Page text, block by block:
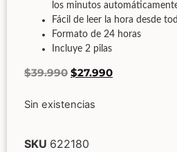
los minutos
Fácil de leer la hora desde
Formato de 24 horas
Incluye 2 pilas
$39.990 $27.990
Sin existencias
SKU 622180